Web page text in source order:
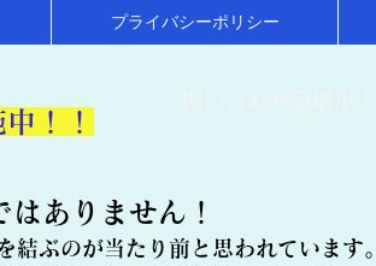
！！
ありません！
ぶのが当たり前と思われています。
プライバシーポリシー